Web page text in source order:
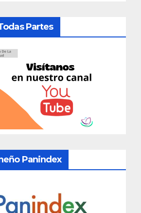
Partes
Panindex